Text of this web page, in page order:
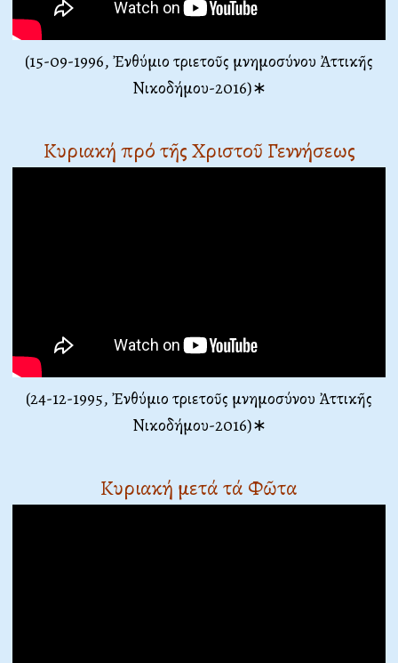
(15-09-1996, Ἐνθύμιο τριετοῦς μνημοσύνου Ἀττικῆς
Νικοδήμου-2016)∗
Κυριακή πρό τῆς Χριστοῦ Γεννήσεως
(24-12-1995, Ἐνθύμιο τριετοῦς μνημοσύνου Ἀττικῆς
Νικοδήμου-2016)∗
Κυριακή μετά τά Φῶτα